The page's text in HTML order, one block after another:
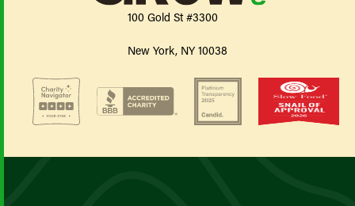
100 Gold St #3300
New York, NY 10038